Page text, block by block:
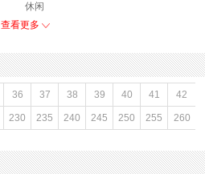
休闲
销售季：17年秋季
唯品会热搜词：2017新款
鞋类流行款式：小白鞋
参考标准尺码：36码
配跟：无
鞋面图案：纯色
制鞋工艺：胶贴皮鞋
查看更多
36 37 38 39 40 41 42
230 235 240 245 250 255 260